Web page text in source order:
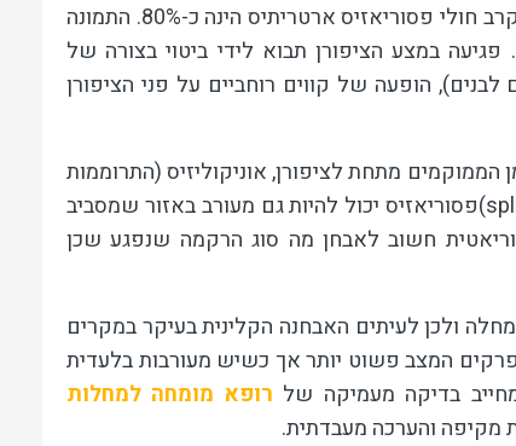
השכיחות של מעורבות הציפורניים בקרב חולי פסוריאזיס מגיעה לכ-50% ובקרב חולי פסוריאזיס ארטריתיס הינה כ-80%. התמונה
במצע הציפורן תבוא לידי ביטוי בצורה של
לבנים), הופעה של קווים רוחביים על פני הציפורן
מתחת לציפורן, אוניקוליזיס (התרוממות
פסוריאזיס יכול להיות גם מעורב באזור שמסביב
חשוב לאבחן מה סוג הרקמה שנפגע שכן
ולכן לעיתים האבחנה הקלינית בעיקר במקרים
המצב פשוט יותר אך כשיש מעורבות בלעדית
בדיקה מעמיקה של רופא מומחה למחלות
מקיפה והערכה מעבדתית.